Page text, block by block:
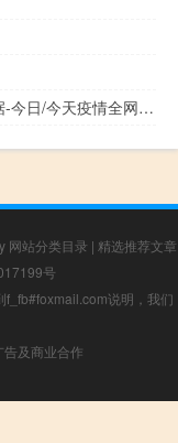
2023年09月19日贵州省铜仁市疫情大数据-今日/今天疫情全网搜索最新实时消息动态情况通知播报
网站分类目录 | 精选推荐文章
号
f_fb#foxmail.com说明，我们
及商业合作